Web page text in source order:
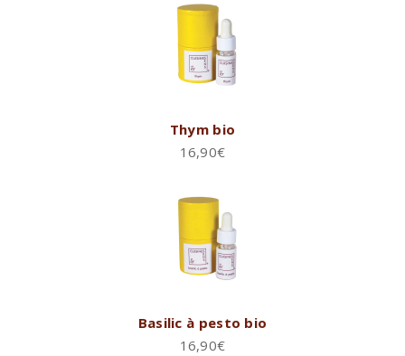
Thym bio
16,90€
Basilic à pesto bio
16,90€